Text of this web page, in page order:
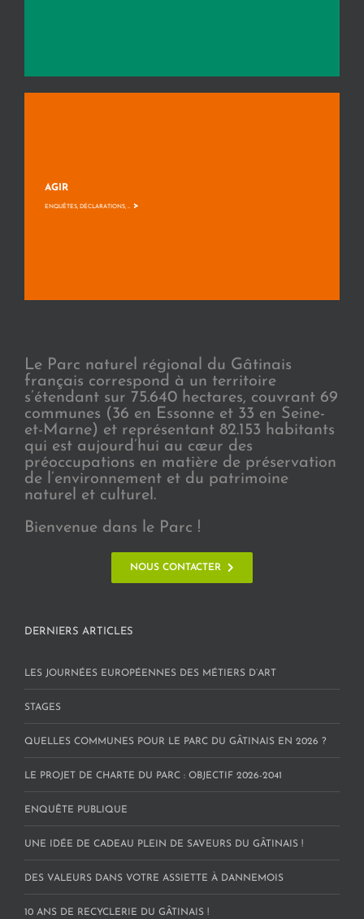
AGIR
ENQUÊTES, DÉCLARATIONS, ... >
Le Parc naturel régional du Gâtinais
français correspond à un territoire
s’étendant sur 75.640 hectares, couvrant 69
communes (36 en Essonne et 33 en Seine-
et-Marne) et représentant 82.153 habitants
qui est aujourd’hui au cœur des
préoccupations en matière de préservation
de l’environnement et du patrimoine
naturel et culturel.
Bienvenue dans le Parc !
NOUS CONTACTER
DERNIERS ARTICLES
LES JOURNÉES EUROPÉENNES DES MÉTIERS D’ART
STAGES
QUELLES COMMUNES POUR LE PARC DU GÂTINAIS EN 2026 ?
LE PROJET DE CHARTE DU PARC : OBJECTIF 2026-2041
ENQUÊTE PUBLIQUE
UNE IDÉE DE CADEAU PLEIN DE SAVEURS DU GÂTINAIS !
DES VALEURS DANS VOTRE ASSIETTE À DANNEMOIS
10 ANS DE RECYCLERIE DU GÂTINAIS !